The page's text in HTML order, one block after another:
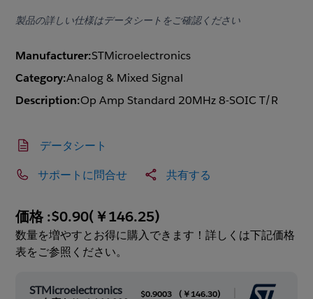
製品の詳しい仕様はデータシートをご確認ください
Manufacturer:STMicroelectronics
Category:Analog & Mixed Signal
Description:Op Amp Standard 20MHz 8-SOIC T/R
データシート
サポートに問合せ 共有する
価格 :$0.90(￥146.25)
数量を増やすとお得に購入できます！詳しくは下記価格
表をご参照ください。
STMicroelectronics $0.9003 ( ￥146.30)